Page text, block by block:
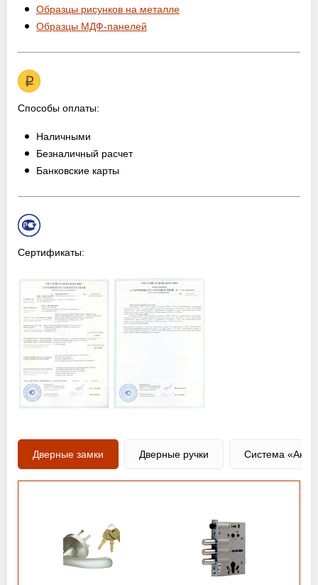
Образцы рисунков на металле
Образцы МДФ-панелей
Способы оплаты:
Наличными
Безналичный расчет
Банковские карты
Сертификаты:
Дверные замки Дверные ручки Система